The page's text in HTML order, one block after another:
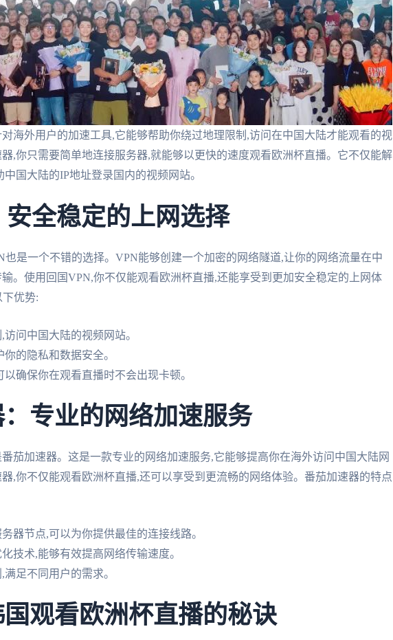
海外用户的加速工具,它能够帮助你绕过地理限制,访问在中国大陆才能观看的视
,你只需要简单地连接服务器,就能够以更快的速度观看欧洲杯直播。它不仅能解
国大陆的IP地址登录国内的视频网站。
安全稳定的上网选择
也是一个不错的选择。VPN能够创建一个加密的网络隧道,让你的网络流量在中
。使用回国VPN,你不仅能观看欧洲杯直播,还能享受到更加安全稳定的上网体
优势:
问中国大陆的视频网站。
的隐私和数据安全。
确保你在观看直播时不会出现卡顿。
专业的网络加速服务
茄加速器。这是一款专业的网络加速服务,它能够提高你在海外访问中国大陆网
,你不仅能观看欧洲杯直播,还可以享受到更流畅的网络体验。番茄加速器的特点
器节点,可以为你提供最佳的连接线路。
技术,能够有效提高网络传输速度。
足不同用户的需求。
观看欧洲杯直播的秘诀